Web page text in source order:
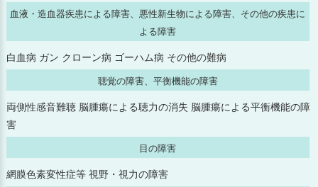
2024年8月
2024年7月
2024年6月
2024年5月
血液・造血器疾患による障害、悪性新生物による障害、その他の疾患に
よる障害
白血病 ガン クローン病 ゴーハム病 その他の難病
聴覚の障害、平衡機能の障害
両側性感音難聴 脳腫瘍による聴力の消失 脳腫瘍による平衡機能の障
害
目の障害
網膜色素変性症等 視野・視力の障害